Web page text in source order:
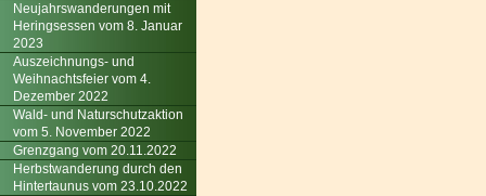
Neujahrswanderungen mit
Heringsessen vom 8. Januar
2023
Auszeichnungs- und
Weihnachtsfeier vom 4.
Dezember 2022
Wald- und Naturschutzaktion
vom 5. November 2022
Grenzgang vom 20.11.2022
Herbstwanderung durch den
Hintertaunus vom 23.10.2022